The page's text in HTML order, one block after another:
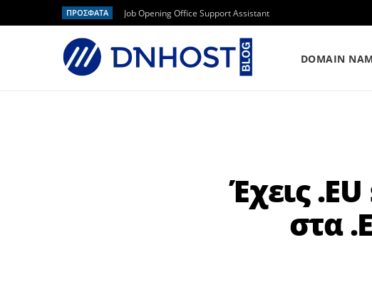
ΠΡΟΣΦΑΤΑ Job Opening Office Support Assistant
DOMAIN
Έχεις
στα